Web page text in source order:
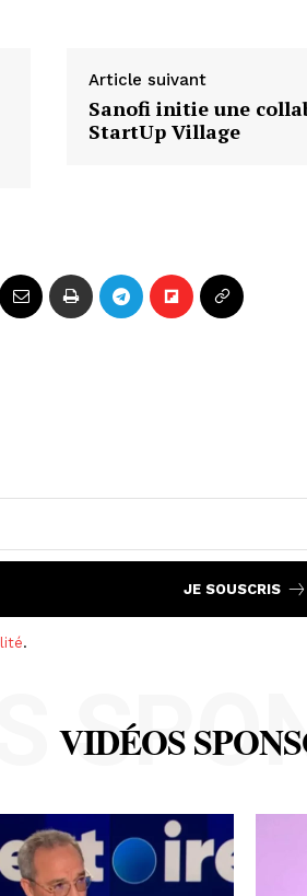
Article suivant
Sanofi initie une
StartUp Village
JE SOUSCRIS
.
VIDÉOS